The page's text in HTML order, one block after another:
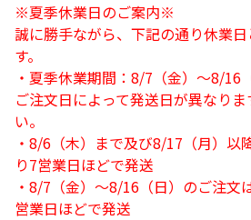
※夏季休業日のご案内※
誠に勝手ながら、下記の通り休業
す。
・夏季休業期間：8/7（金）～8/16
ご注文日によって発送日が異なり
い。
・8/6（木）まで及び8/17（月）以
り7営業日ほどで発送
・8/7（金）～8/16（日）のご注文
営業日ほどで発送